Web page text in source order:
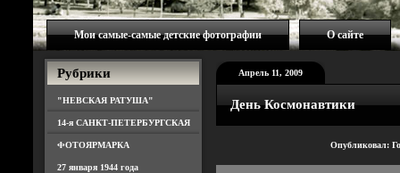
Мои самые-самые детские фотографии О сайте
Рубрики
"НЕВСКАЯ РАТУША"
14-я САНКТ-ПЕТЕРБУРГСКАЯ
ФОТОЯРМАРКА
27 января 1944 года
Апрель 11, 2009
День Космонавтики
Опубликовал: